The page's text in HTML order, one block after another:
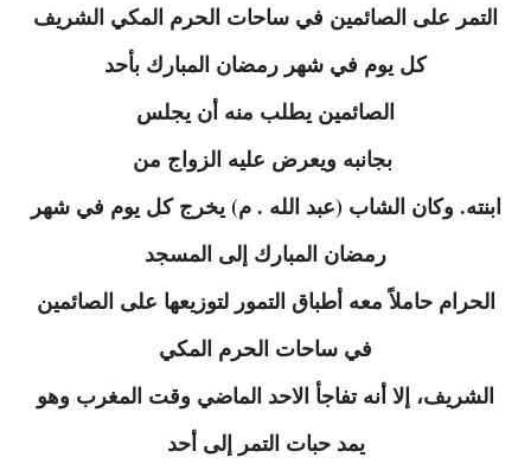
التمر على الصائمين في ساحات الحرم المكي الشريف
كل يوم في شهر رمضان المبارك بأحد
الصائمين يطلب منه أن يجلس
بجانبه ويعرض عليه الزواج من
ابنته. وكان الشاب (عبد الله . م) يخرج كل يوم في شهر
رمضان المبارك إلى المسجد
الحرام حاملاً معه أطباق التمور لتوزيعها على الصائمين
في ساحات الحرم المكي
الشريف، إلا أنه تفاجأ الاحد الماضي وقت المغرب وهو
يمد حبات التمر إلى أحد